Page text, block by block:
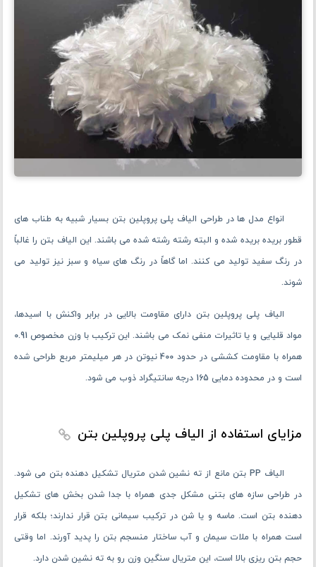
انواع مدل ها در طراحی الیاف پلی پروپلین بتن بسیار شبیه به طناب های
قطور بریده بریده شده و البته رشته رشته شده می باشند. این الیاف بتن را غالباً
در رنگ سفید تولید می کنند. اما گاهاً در رنگ های سیاه و سبز نیز تولید می
‌شوند.
الیاف پلی پروپلین بتن دارای مقاومت بالایی در برابر واکنش با اسیدها،
مواد قلیایی و یا تاثیرات منفی نمک می باشند. این ترکیب با وزن مخصوص 0.91
همراه با مقاومت کششی در حدود 400 نیوتن در هر میلیمتر مربع طراحی شده
است و در محدوده دمایی 165 درجه سانتیگراد ذوب می شود.
مزایای استفاده از الیاف پلی پروپلین بتن
الیاف PP بتن مانع از ته نشین شدن متریال تشکیل دهنده بتن می شود.
در طراحی سازه های بتنی مشکل جدی همراه با جدا شدن بخش های تشکیل
دهنده بتن است. ماسه و یا شن در ترکیب سیمانی بتن قرار ندارند؛ بلکه قرار
است همراه با ملات سیمان و آب ساختار منسجم بتن را پدید آورند. اما وقتی
حجم بتن ریزی بالا است، این متریال سنگین وزن رو به ته نشین شدن دارد.